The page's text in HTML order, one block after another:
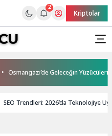
2
Kriptolar
Osmangazi’de Geleceğin Yüzücüleri
SEO Trendleri: 2026’da Teknolojiye